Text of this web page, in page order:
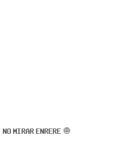
𝗠𝗜𝗥𝗔𝗥 𝗘𝗡𝗥𝗘𝗥𝗘 🧅